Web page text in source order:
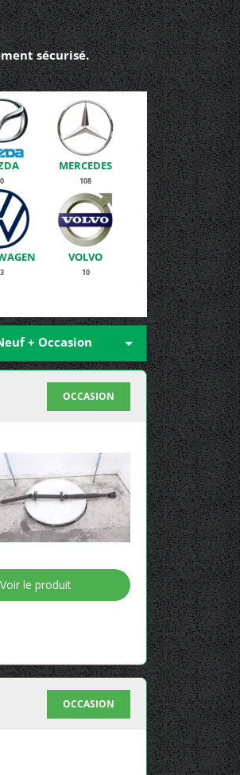
sécurisé.
MERCEDES
108
VOLVO
10
+ Occasion 
OCCASION
Voir le produit
OCCASION